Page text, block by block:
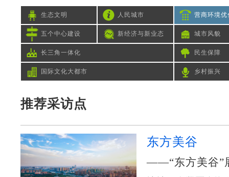
生态文明 人民城市 营商环境优
五个中心建设 新经济与新业态 城市风貌
长三角一体化 民生保障
国际文化大都市 乡村振兴
推荐采访点
东方美谷
——“东方美谷”